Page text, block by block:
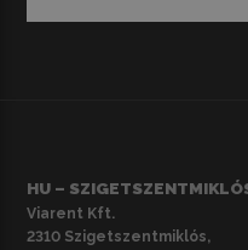
HU –
Viarent Kft.
2310 Szigetszentmiklós,